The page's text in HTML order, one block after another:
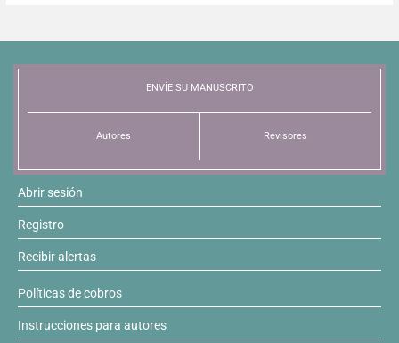
ENVÍE SU MANUSCRITO
Autores Revisores
Abrir sesión
Registro
Recibir alertas
Políticas de cobros
Instrucciones para autores